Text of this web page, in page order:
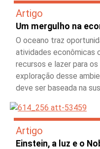
Artigo
Um mergulho na
O oceano traz
atividades econômicas
recursos e lazer para
exploração desse
deve ser baseada na
Artigo
Einstein, a luz e o